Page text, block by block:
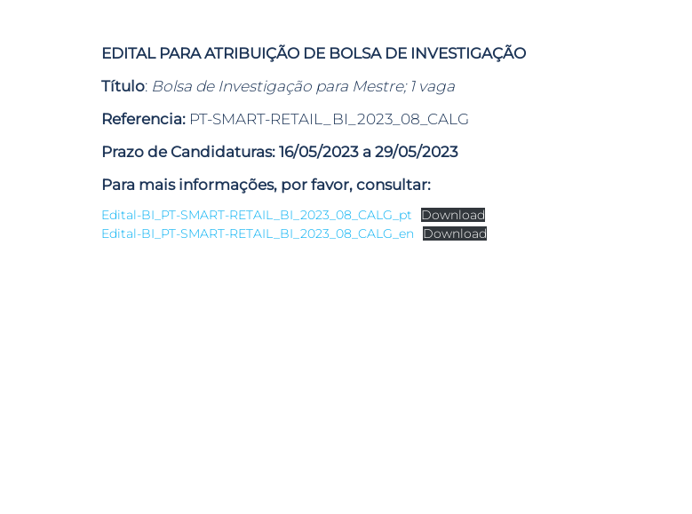
EDITAL PARA ATRIBUIÇÃO DE BOLSA DE INVESTIGAÇÃO
Título: Bolsa de Investigação para Mestre; 1 vaga
Referencia: PT-SMART-RETAIL_BI_2023_08_CALG
Prazo de Candidaturas: 16/05/2023 a 29/05/2023
Para mais informações, por favor, consultar:
Edital-BI_PT-SMART-RETAIL_BI_2023_08_CALG_pt
Download
Edital-BI_PT-SMART-RETAIL_BI_2023_08_CALG_en
Download